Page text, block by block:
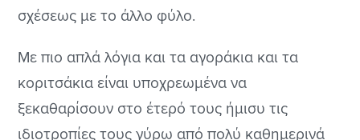
σχέσεως με το άλλο φύλο.
Με πιο απλά λόγια και τα αγοράκια και τα
κοριτσάκια είναι υποχρεωμένα να
ξεκαθαρίσουν στο έτερό τους ήμισυ τις
ιδιοτροπίες τους γύρω από πολύ καθημερινά